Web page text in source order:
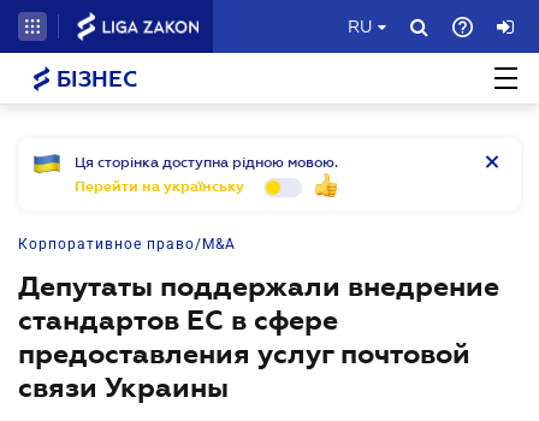
RU
БІЗНЕС
Ця сторінка доступна рідною мовою.
Перейти на українську
Корпоративное право/M&A
Депутаты поддержали внедрение
стандартов ЕС в сфере
предоставления услуг почтовой
связи Украины